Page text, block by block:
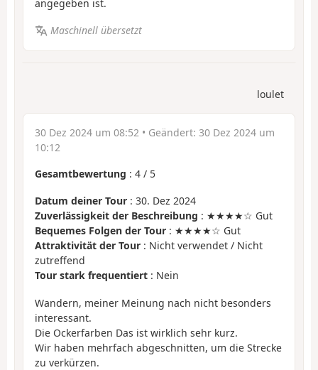
angegeben ist.
Maschinell übersetzt
loulet
30 Dez 2024 um 08:52 • Geändert: 30 Dez 2024 um
10:12
Gesamtbewertung : 4 / 5
Datum deiner Tour : 30. Dez 2024
Zuverlässigkeit der Beschreibung : ★★★★☆ Gut
Bequemes Folgen der Tour : ★★★★☆ Gut
Attraktivität der Tour : Nicht verwendet / Nicht
zutreffend
Tour stark frequentiert : Nein
Wandern, meiner Meinung nach nicht besonders
interessant.
Die Ockerfarben Das ist wirklich sehr kurz.
Wir haben mehrfach abgeschnitten, um die Strecke
zu verkürzen.